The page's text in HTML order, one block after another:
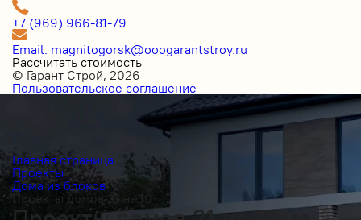
+7 (969) 966-81-79
Email: magnitogorsk@ooogarantstroy.ru
Рассчитать стоимость
© Гарант Строй, 2026
Пользовательское соглашение
Главная страница
Проекты
Дома из блоков
Проекты домов 21 на 10